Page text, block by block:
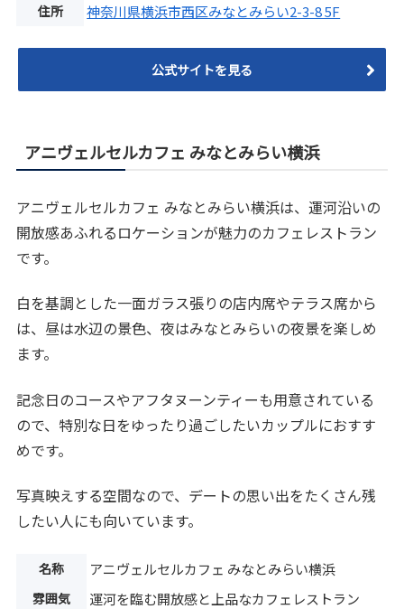
住所 神奈川県横浜市西区みなとみらい2-3-8 5F
公式サイトを見る
アニヴェルセルカフェ みなとみらい横浜
アニヴェルセルカフェ みなとみらい横浜は、運河沿いの
開放感あふれるロケーションが魅力のカフェレストラン
です。
白を基調とした一面ガラス張りの店内席やテラス席から
は、昼は水辺の景色、夜はみなとみらいの夜景を楽しめ
ます。
記念日のコースやアフタヌーンティーも用意されている
ので、特別な日をゆったり過ごしたいカップルにおすす
めです。
写真映えする空間なので、デートの思い出をたくさん残
したい人にも向いています。
名称 アニヴェルセルカフェ みなとみらい横浜
雰囲気 運河を臨む開放感と上品なカフェレストラン